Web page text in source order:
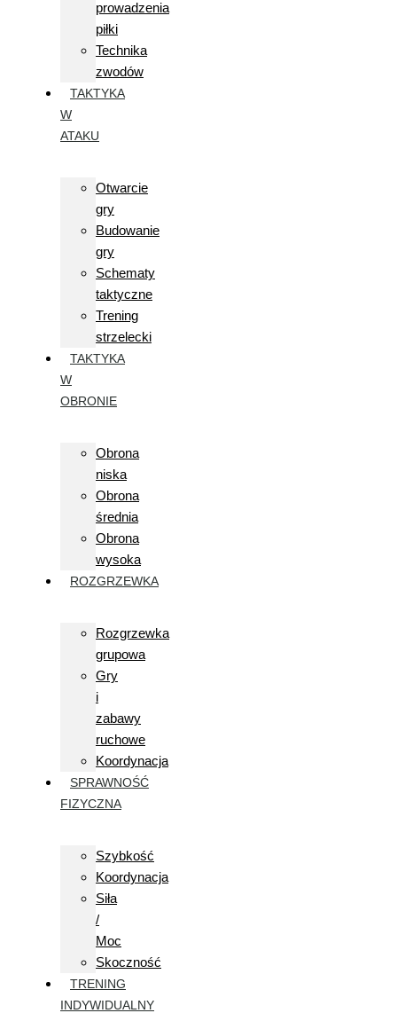
prowadzenia
piłki
Technika
zwodów
TAKTYKA
W
ATAKU
Otwarcie
gry
Budowanie
gry
Schematy
taktyczne
Trening
strzelecki
TAKTYKA
W
OBRONIE
Obrona
niska
Obrona
średnia
Obrona
wysoka
ROZGRZEWKA
Rozgrzewka
grupowa
Gry
i
zabawy
ruchowe
Koordynacja
SPRAWNOŚĆ
FIZYCZNA
Szybkość
Koordynacja
Siła
/
Moc
Skoczność
TRENING
INDYWIDUALNY